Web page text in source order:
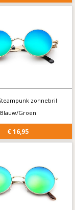
zonnebril
Blauw/Groen
€ 16,95